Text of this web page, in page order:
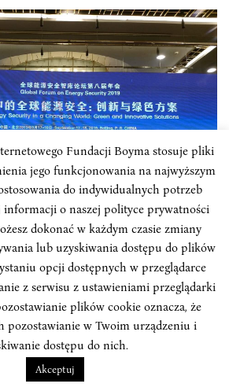
BOYM NA ŚWIECIE
Boyma Maciej
Seminar on
Initiative and Energy
Instytutu Boyma bierze
Fundacji Boyma stosuje pliki
jego funkcjonowania na najwyższym
do indywidualnych potrzeb
informacji o naszej polityce prywatności
dokonać w każdym czasie zmiany
lub uzyskiwania dostępu do plików
opcji dostępnych w przeglądarce
z serwisu z ustawieniami przeglądarki
plików cookie oznacza, że
pozostawianie w Twoim urządzeniu i
dostępu do nich.
Akceptuj